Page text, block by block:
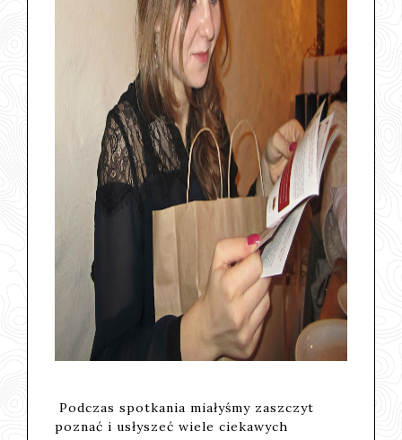
Podczas spotkania miałyśmy zaszczyt
poznać i usłyszeć wiele ciekawych